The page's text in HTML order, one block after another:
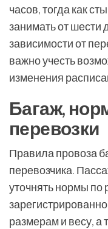
часов, тогда как
занимать от шести
зависимости от
важно учесть
изменения
Багаж,
перевозки
Правила провоза
перевозчика.
уточнять нормы по
размерам и весу,